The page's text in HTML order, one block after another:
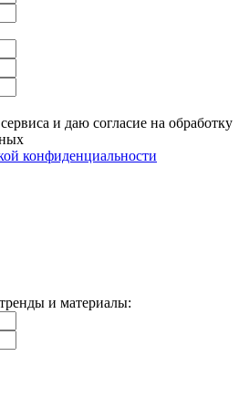
и даю согласие на обработку
конфиденциальности
и материалы: